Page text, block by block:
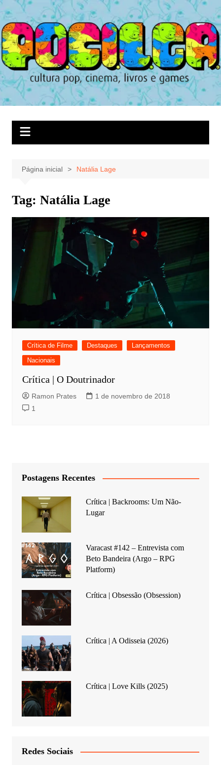
Ir
para
o
conteúdo
Página inicial Natália Lage
Tag: Natália Lage
Crítica de Filme Destaques
Lançamentos
Nacionais
Crítica | O Doutrinador
Ramon Prates
1 de novembro de 2018
1
Postagens Recentes
Crítica | Backrooms: Um Não-
Lugar
Varacast #142 – Entrevista com
Beto Bandeira (Argo – RPG
Platform)
Crítica | Obsessão (Obsession)
Crítica | A Odisseia (2026)
Crítica | Love Kills (2025)
Redes Sociais